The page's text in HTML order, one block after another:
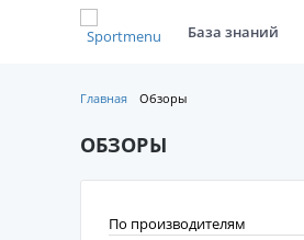
База знаний
Главная Обзоры
ОБЗОРЫ
По производителям